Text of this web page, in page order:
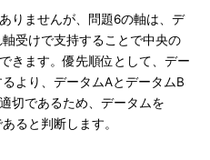
りませんが、問題6の軸は、デ
受けで支持することで中央の
きます。優先順位として、デー
より、データムAとデータムB
切であるため、データムを
ると判断します。